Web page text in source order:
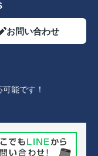
お問い合わせ
能です！